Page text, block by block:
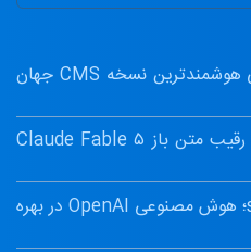
بررسی وردپرس ۷.۱؛ کالبدشکافی هوشمندترین نسخه CMS جهان
بررسی کامل Qwen ۳.۸-Max؛ رقیب متن باز Claude Fable ۵
معرفی جی پی تی ۵.۶ سول sol؛ هوش مصنوعی OpenAI در بهره